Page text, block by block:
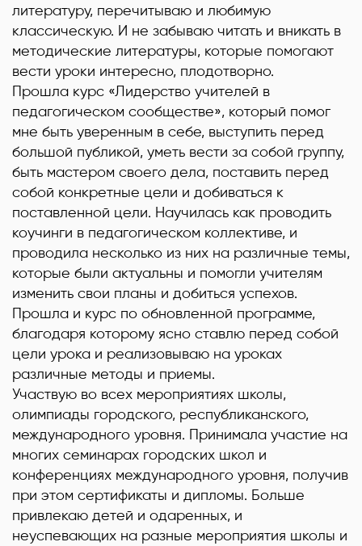
литературу, перечитываю и любимую
классическую. И не забываю читать и вникать в
методические литературы, которые помогают
вести уроки интересно, плодотворно.
Прошла курс «Лидерство учителей в
педагогическом сообществе», который помог
мне быть уверенным в себе, выступить перед
большой публикой, уметь вести за собой группу,
быть мастером своего дела, поставить перед
собой конкретные цели и добиваться к
поставленной цели. Научилась как проводить
коучинги в педагогическом коллективе, и
проводила несколько из них на различные темы,
которые были актуальны и помогли учителям
изменить свои планы и добиться успехов.
Прошла и курс по обновленной программе,
благодаря которому ясно ставлю перед собой
цели урока и реализовываю на уроках
различные методы и приемы.
Участвую во всех мероприятиях школы,
олимпиады городского, республиканского,
международного уровня. Принимала участие на
многих семинарах городских школ и
конференциях международного уровня, получив
при этом сертификаты и дипломы. Больше
привлекаю детей и одаренных, и
неуспевающих на разные мероприятия школы и